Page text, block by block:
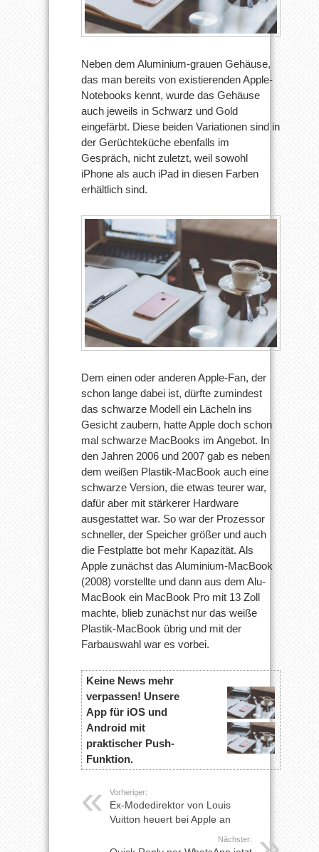
Neben dem Aluminium-grauen Gehäuse,
das man bereits von existierenden Apple-
Notebooks kennt, wurde das Gehäuse
auch jeweils in Schwarz und Gold
eingefärbt. Diese beiden Variationen sind in
der Gerüchteküche ebenfalls im
Gespräch, nicht zuletzt, weil sowohl
iPhone als auch iPad in diesen Farben
erhältlich sind.
Dem einen oder anderen Apple-Fan, der
schon lange dabei ist, dürfte zumindest
das schwarze Modell ein Lächeln ins
Gesicht zaubern, hatte Apple doch schon
mal schwarze MacBooks im Angebot. In
den Jahren 2006 und 2007 gab es neben
dem weißen Plastik-MacBook auch eine
schwarze Version, die etwas teurer war,
dafür aber mit stärkerer Hardware
ausgestattet war. So war der Prozessor
schneller, der Speicher größer und auch
die Festplatte bot mehr Kapazität. Als
Apple zunächst das Aluminium-MacBook
(2008) vorstellte und dann aus dem Alu-
MacBook ein MacBook Pro mit 13 Zoll
machte, blieb zunächst nur das weiße
Plastik-MacBook übrig und mit der
Farbauswahl war es vorbei.
Keine News mehr
verpassen! Unsere
App für iOS und
Android mit
praktischer Push-
Funktion.
Vorheriger:
Ex-Modedirektor von Louis
Vuitton heuert bei Apple an
Nächster: